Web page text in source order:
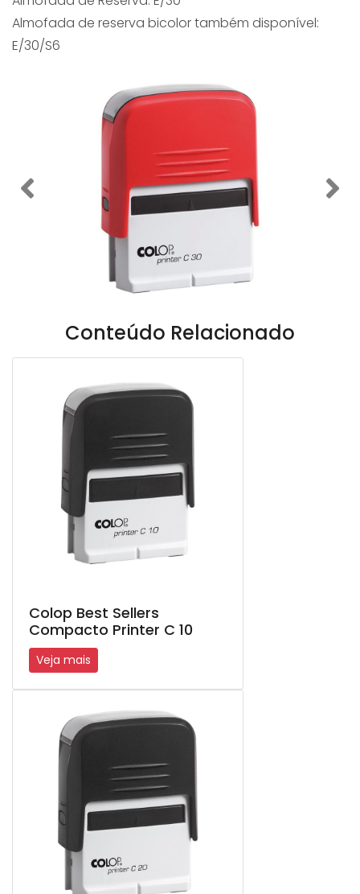
Almofada de reserva bicolor também disponível:
E/30/S6
Previous Next
Conteúdo Relacionado
Colop Best Sellers
Compacto Printer C 10
Veja mais